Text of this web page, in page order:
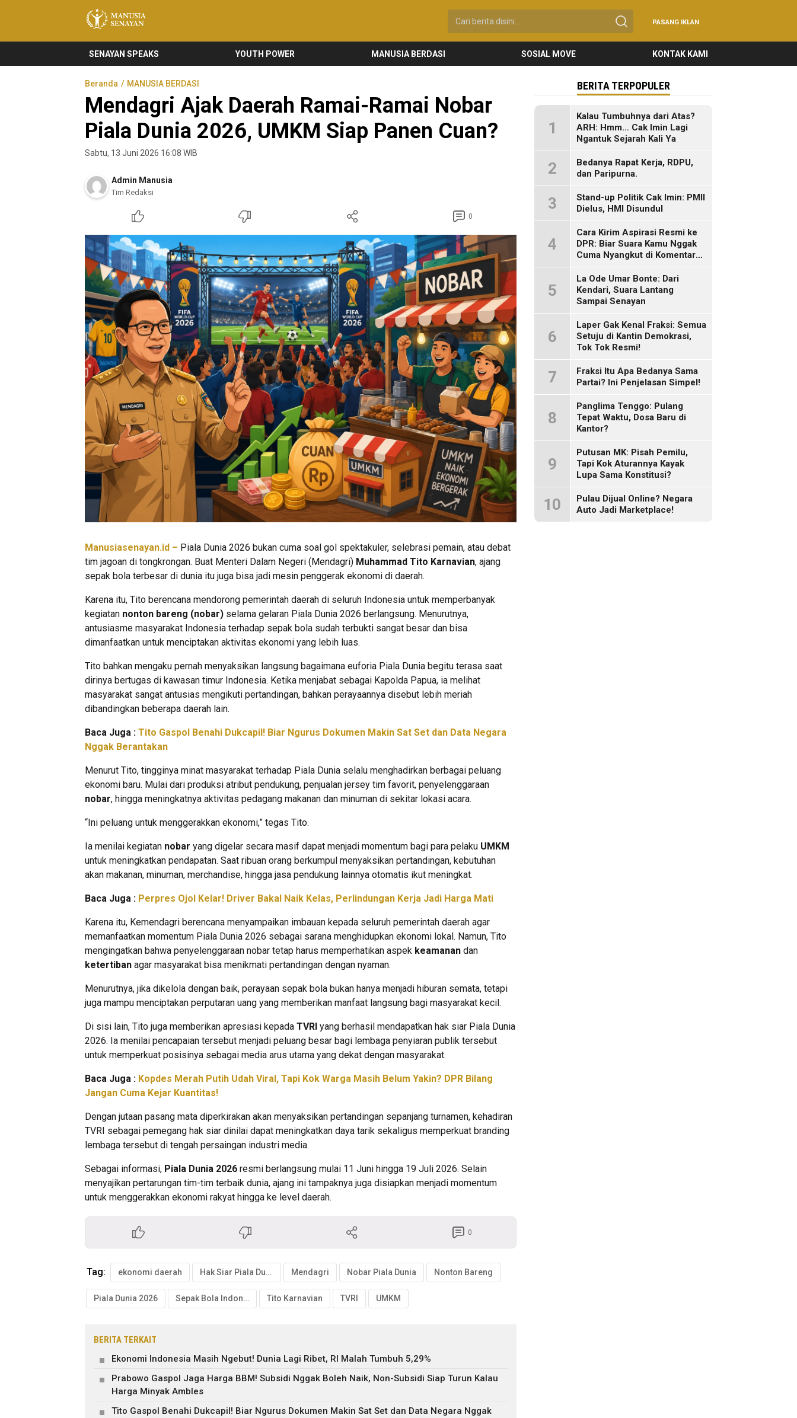
Manusia Senayan
Manusia Bicara, Senayan Bersuara
PASANG IKLAN
SENAYAN SPEAKS YOUTH POWER MANUSIA BERDASI SOSIAL MOVE KONTAK KAMI
Beranda MANUSIA BERDASI
Mendagri Ajak Daerah Ramai-Ramai Nobar
Piala Dunia 2026, UMKM Siap Panen Cuan?
Sabtu, 13 Juni 2026 16:08 WIB
Admin Manusia
Tim Redaksi
0
Manusiasenayan.id – Piala Dunia 2026 bukan cuma soal gol spektakuler, selebrasi pemain, atau debat
tim jagoan di tongkrongan. Buat Menteri Dalam Negeri (Mendagri) Muhammad Tito Karnavian, ajang
sepak bola terbesar di dunia itu juga bisa jadi mesin penggerak ekonomi di daerah.
Karena itu, Tito berencana mendorong pemerintah daerah di seluruh Indonesia untuk memperbanyak
kegiatan nonton bareng (nobar) selama gelaran Piala Dunia 2026 berlangsung. Menurutnya,
antusiasme masyarakat Indonesia terhadap sepak bola sudah terbukti sangat besar dan bisa
dimanfaatkan untuk menciptakan aktivitas ekonomi yang lebih luas.
Tito bahkan mengaku pernah menyaksikan langsung bagaimana euforia Piala Dunia begitu terasa saat
dirinya bertugas di kawasan timur Indonesia. Ketika menjabat sebagai Kapolda Papua, ia melihat
masyarakat sangat antusias mengikuti pertandingan, bahkan perayaannya disebut lebih meriah
dibandingkan beberapa daerah lain.
Baca Juga : Tito Gaspol Benahi Dukcapil! Biar Ngurus Dokumen Makin Sat Set dan Data Negara
Nggak Berantakan
Menurut Tito, tingginya minat masyarakat terhadap Piala Dunia selalu menghadirkan berbagai peluang
ekonomi baru. Mulai dari produksi atribut pendukung, penjualan jersey tim favorit, penyelenggaraan
nobar, hingga meningkatnya aktivitas pedagang makanan dan minuman di sekitar lokasi acara.
“Ini peluang untuk menggerakkan ekonomi,” tegas Tito.
Ia menilai kegiatan nobar yang digelar secara masif dapat menjadi momentum bagi para pelaku UMKM
untuk meningkatkan pendapatan. Saat ribuan orang berkumpul menyaksikan pertandingan, kebutuhan
akan makanan, minuman, merchandise, hingga jasa pendukung lainnya otomatis ikut meningkat.
Baca Juga : Perpres Ojol Kelar! Driver Bakal Naik Kelas, Perlindungan Kerja Jadi Harga Mati
Karena itu, Kemendagri berencana menyampaikan imbauan kepada seluruh pemerintah daerah agar
memanfaatkan momentum Piala Dunia 2026 sebagai sarana menghidupkan ekonomi lokal. Namun, Tito
mengingatkan bahwa penyelenggaraan nobar tetap harus memperhatikan aspek keamanan dan
ketertiban agar masyarakat bisa menikmati pertandingan dengan nyaman.
Menurutnya, jika dikelola dengan baik, perayaan sepak bola bukan hanya menjadi hiburan semata, tetapi
juga mampu menciptakan perputaran uang yang memberikan manfaat langsung bagi masyarakat kecil.
Di sisi lain, Tito juga memberikan apresiasi kepada TVRI yang berhasil mendapatkan hak siar Piala Dunia
2026. Ia menilai pencapaian tersebut menjadi peluang besar bagi lembaga penyiaran publik tersebut
untuk memperkuat posisinya sebagai media arus utama yang dekat dengan masyarakat.
Baca Juga : Kopdes Merah Putih Udah Viral, Tapi Kok Warga Masih Belum Yakin? DPR Bilang
Jangan Cuma Kejar Kuantitas!
Dengan jutaan pasang mata diperkirakan akan menyaksikan pertandingan sepanjang turnamen, kehadiran
TVRI sebagai pemegang hak siar dinilai dapat meningkatkan daya tarik sekaligus memperkuat branding
lembaga tersebut di tengah persaingan industri media.
Sebagai informasi, Piala Dunia 2026 resmi berlangsung mulai 11 Juni hingga 19 Juli 2026. Selain
menyajikan pertarungan tim-tim terbaik dunia, ajang ini tampaknya juga disiapkan menjadi momentum
untuk menggerakkan ekonomi rakyat hingga ke level daerah.
0
Tag: ekonomi daerah Hak Siar Piala Dunia Mendagri Nobar Piala Dunia Nonton Bareng
Piala Dunia 2026 Sepak Bola Indonesia Tito Karnavian TVRI UMKM
BERITA TERKAIT
Ekonomi Indonesia Masih Ngebut! Dunia Lagi Ribet, RI Malah Tumbuh 5,29%
Prabowo Gaspol Jaga Harga BBM! Subsidi Nggak Boleh Naik, Non-Subsidi Siap Turun Kalau
Harga Minyak Ambles
Tito Gaspol Benahi Dukcapil! Biar Ngurus Dokumen Makin Sat Set dan Data Negara Nggak
BERITA TERPOPULER
1
Kalau Tumbuhnya dari Atas?
ARH: Hmm… Cak Imin Lagi
Ngantuk Sejarah Kali Ya
2
Bedanya Rapat Kerja, RDPU,
dan Paripurna.
3
Stand-up Politik Cak Imin: PMII
Dielus, HMI Disundul
4
Cara Kirim Aspirasi Resmi ke
DPR: Biar Suara Kamu Nggak
Cuma Nyangkut di Komentar
5
La Ode Umar Bonte: Dari
Kendari, Suara Lantang
Sampai Senayan
6
Laper Gak Kenal Fraksi: Semua
Setuju di Kantin Demokrasi,
Tok Tok Resmi!
7
Fraksi Itu Apa Bedanya Sama
Partai? Ini Penjelasan Simpel!
8
Panglima Tenggo: Pulang
Tepat Waktu, Dosa Baru di
Kantor?
9
Putusan MK: Pisah Pemilu,
Tapi Kok Aturannya Kayak
Lupa Sama Konstitusi?
10
Pulau Dijual Online? Negara
Auto Jadi Marketplace!